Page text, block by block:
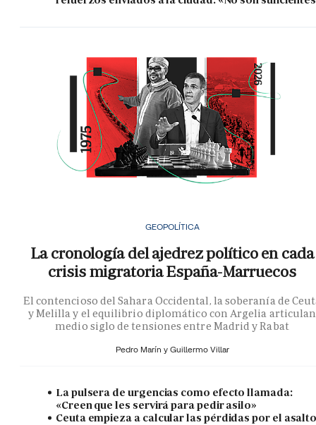
GEOPOLÍTICA
La cronología del ajedrez político en cada
crisis migratoria España-Marruecos
El contencioso del Sahara Occidental, la soberanía de
y Melilla y el equilibrio diplomático con Argelia articulan
medio siglo de tensiones entre Madrid y Rabat
Pedro Marín y Guillermo Villar
La pulsera de urgencias como efecto llamada:
«Creen que les servirá para pedir asilo»
Ceuta empieza a calcular las pérdidas por el